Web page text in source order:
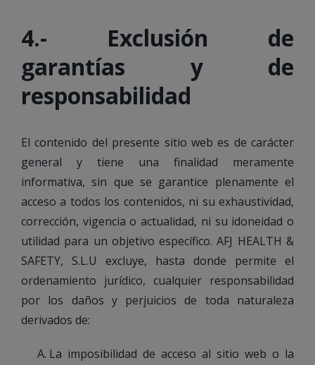
4.- Exclusión de
garantías y de
responsabilidad
El contenido del presente sitio web es de carácter
general y tiene una finalidad meramente
informativa, sin que se garantice plenamente el
acceso a todos los contenidos, ni su exhaustividad,
corrección, vigencia o actualidad, ni su idoneidad o
utilidad para un objetivo específico. AFJ HEALTH &
SAFETY, S.L.U excluye, hasta donde permite el
ordenamiento jurídico, cualquier responsabilidad
por los daños y perjuicios de toda naturaleza
derivados de:
La imposibilidad de acceso al sitio web o la